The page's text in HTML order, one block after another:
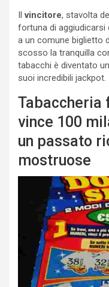
Ilvincitore, stavolta
fortuna di aggiudicarsi
a un comune biglietto
scosso la tranquilla
tabacchi è diventato
suoi incredibili jackpot.
Tabaccheria
vince 100
un passato
mostruose